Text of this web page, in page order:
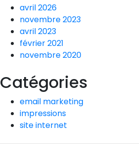
avril 2026
novembre 2023
avril 2023
février 2021
novembre 2020
Catégories
email marketing
impressions
site internet